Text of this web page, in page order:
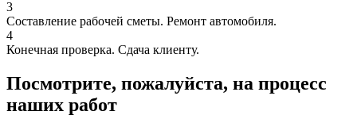
3
Составление рабочей сметы. Ремонт автомобиля.
4
Конечная проверка. Сдача клиенту.
Посмотрите, пожалуйста, на процесс
наших работ